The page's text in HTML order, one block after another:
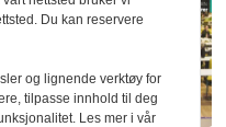
Du kan reservere
og lignende verktøy for
tilpasse innhold til deg
Les mer i vår